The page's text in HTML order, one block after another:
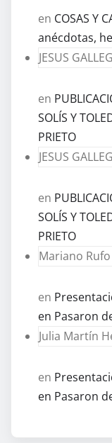
en COSAS Y
anécdotas,
JESUS
en
SOLÍS Y
PRIETO
JESUS
en
SOLÍS Y
PRIETO
Mariano Rufo
en
en Pasaron
Julia Martín
en
en Pasaron